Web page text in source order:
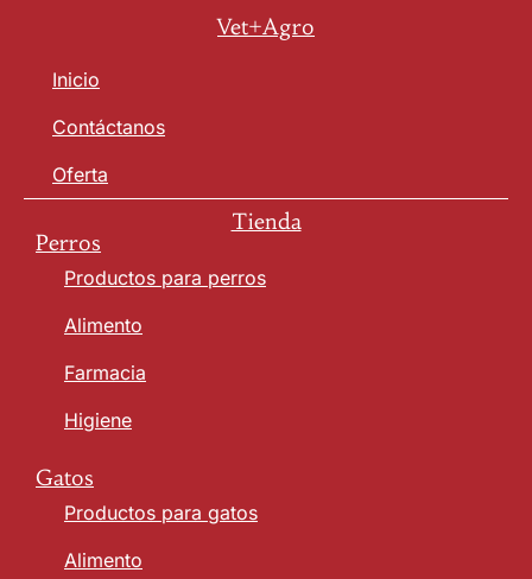
Vet+Agro
Inicio
Contáctanos
Oferta
Tienda
Perros
Productos para perros
Alimento
Farmacia
Higiene
Gatos
Productos para gatos
Alimento